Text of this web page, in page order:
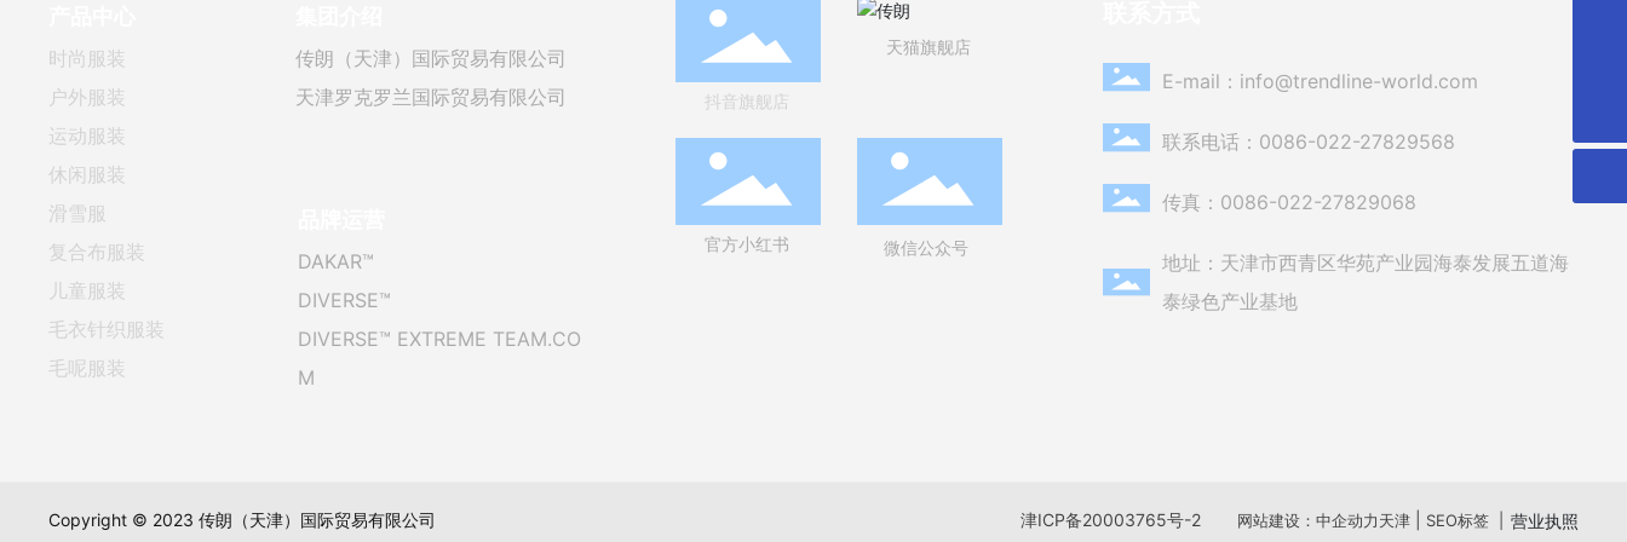
时尚服装
户外服装
运动服装
休闲服装
滑雪服
复合布服装
儿童服装
毛衣针织服装
毛呢服装
传朗（天津）国际贸易有限公司
天津罗克罗兰国际贸易有限公司
DAKAR™
DIVERSE™
DIVERSE™ EXTREME TEAM.CO
M
抖音旗舰店
天猫旗舰店
官方小红书 微信公众号
E-mail： info@trendline-world.com
联系电话： 0086-022-27829568
传真：0086-022-27829068
地址：天津市西青区华苑产业园海泰发展五道海
泰绿色产业基地
Copyright © 2023 传朗（天津）国际贸易有限公司 津ICP备20003765号-2 网站建设：中企动力天津| SEO标签| 营业执照